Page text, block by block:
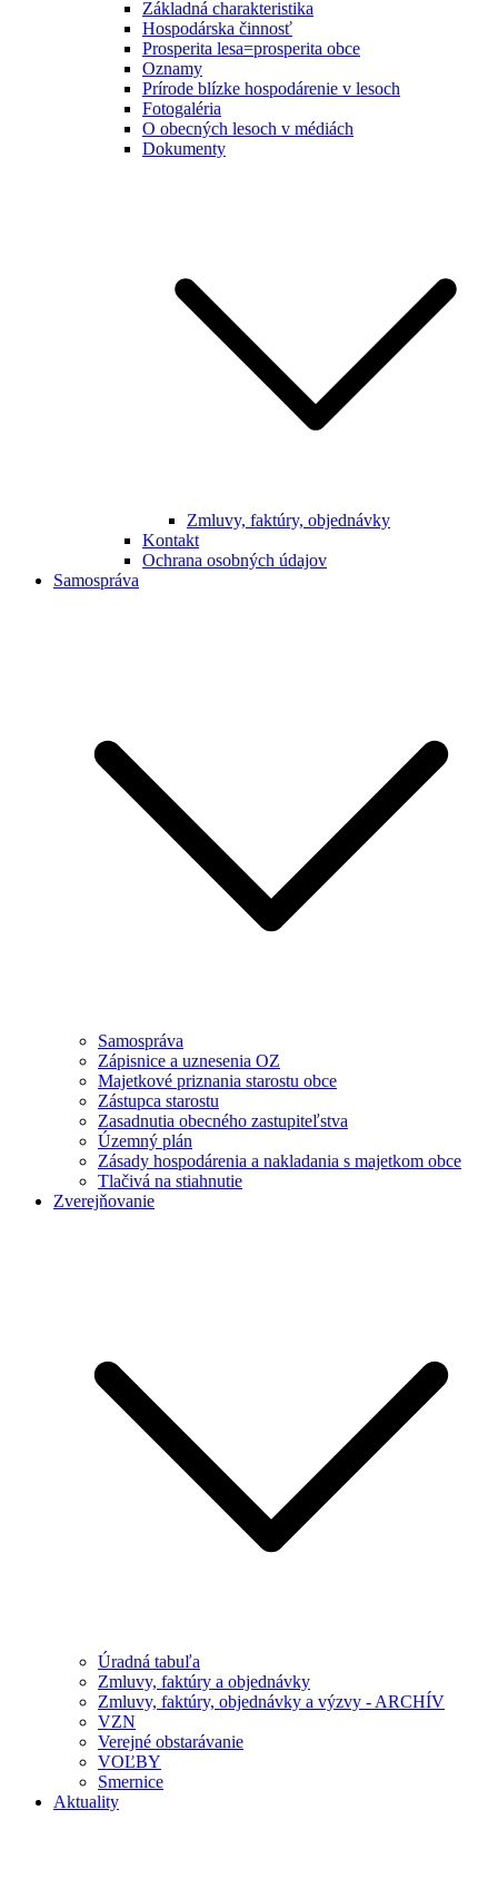
Základná charakteristika
Hospodárska činnosť
Prosperita lesa=prosperita obce
Oznamy
Prírode blízke hospodárenie v lesoch
Fotogaléria
O obecných lesoch v médiách
Dokumenty
Zmluvy, faktúry, objednávky
Kontakt
Ochrana osobných údajov
Samospráva
Samospráva
Zápisnice a uznesenia OZ
Majetkové priznania starostu obce
Zástupca starostu
Zasadnutia obecného zastupiteľstva
Územný plán
Zásady hospodárenia a nakladania s majetkom obce
Tlačivá na stiahnutie
Zverejňovanie
Úradná tabuľa
Zmluvy, faktúry a objednávky
Zmluvy, faktúry, objednávky a výzvy - ARCHÍV
VZN
Verejné obstarávanie
VOĽBY
Smernice
Aktuality